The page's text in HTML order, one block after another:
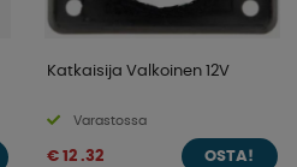
Katkaisija Valkoinen 12V
Varastossa
€ 12 .32 OSTA!